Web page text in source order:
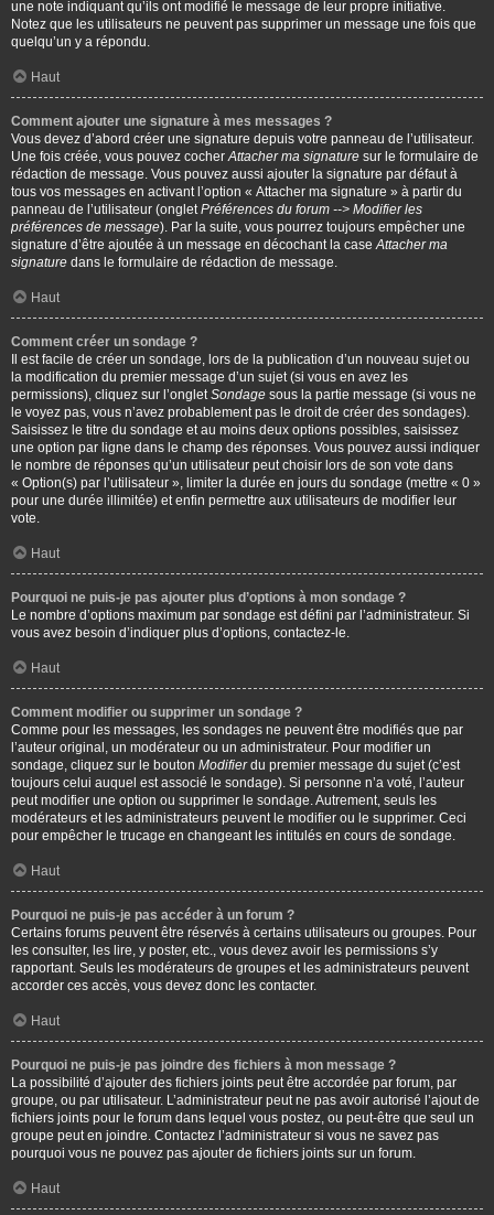
une note indiquant qu’ils ont modifié le message de leur propre initiative.
Notez que les utilisateurs ne peuvent pas supprimer un message une fois que
quelqu’un y a répondu.
Haut
Comment ajouter une signature à mes messages ?
Vous devez d’abord créer une signature depuis votre panneau de l’utilisateur.
Une fois créée, vous pouvez cocherAttacher ma signature sur le formulaire de
rédaction de message. Vous pouvez aussi ajouter la signature par défaut à
tous vos messages en activant l’option « Attacher ma signature » à partir du
panneau de l’utilisateur (ongletPréférences du forum --> Modifier les
préférences de message). Par la suite, vous pourrez toujours empêcher une
signature d’être ajoutée à un message en décochant la caseAttacher ma
signature dans le formulaire de rédaction de message.
Haut
Comment créer un sondage ?
Il est facile de créer un sondage, lors de la publication d’un nouveau sujet ou
la modification du premier message d’un sujet (si vous en avez les
permissions), cliquez sur l’ongletSondage sous la partie message (si vous ne
le voyez pas, vous n’avez probablement pas le droit de créer des sondages).
Saisissez le titre du sondage et au moins deux options possibles, saisissez
une option par ligne dans le champ des réponses. Vous pouvez aussi indiquer
le nombre de réponses qu’un utilisateur peut choisir lors de son vote dans
« Option(s) par l’utilisateur », limiter la durée en jours du sondage (mettre « 0 »
pour une durée illimitée) et enfin permettre aux utilisateurs de modifier leur
vote.
Haut
Pourquoi ne puis-je pas ajouter plus d’options à mon sondage ?
Le nombre d’options maximum par sondage est défini par l’administrateur. Si
vous avez besoin d’indiquer plus d’options, contactez-le.
Haut
Comment modifier ou supprimer un sondage ?
Comme pour les messages, les sondages ne peuvent être modifiés que par
l’auteur original, un modérateur ou un administrateur. Pour modifier un
sondage, cliquez sur le bouton Modifierdu premier message du sujet (c’est
toujours celui auquel est associé le sondage). Si personne n’a voté, l’auteur
peut modifier une option ou supprimer le sondage. Autrement, seuls les
modérateurs et les administrateurs peuvent le modifier ou le supprimer. Ceci
pour empêcher le trucage en changeant les intitulés en cours de sondage.
Haut
Pourquoi ne puis-je pas accéder à un forum ?
Certains forums peuvent être réservés à certains utilisateurs ou groupes. Pour
les consulter, les lire, y poster, etc., vous devez avoir les permissions s’y
rapportant. Seuls les modérateurs de groupes et les administrateurs peuvent
accorder ces accès, vous devez donc les contacter.
Haut
Pourquoi ne puis-je pas joindre des fichiers à mon message ?
La possibilité d’ajouter des fichiers joints peut être accordée par forum, par
groupe, ou par utilisateur. L’administrateur peut ne pas avoir autorisé l’ajout de
fichiers joints pour le forum dans lequel vous postez, ou peut-être que seul un
groupe peut en joindre. Contactez l’administrateur si vous ne savez pas
pourquoi vous ne pouvez pas ajouter de fichiers joints sur un forum.
Haut